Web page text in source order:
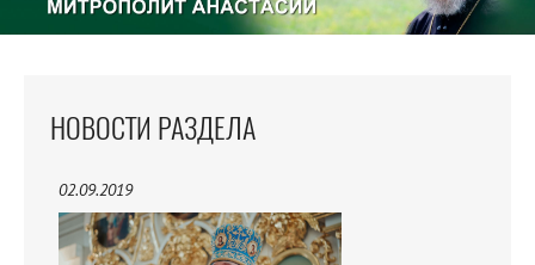
НОВОСТИ РАЗДЕЛА
02.09.2019